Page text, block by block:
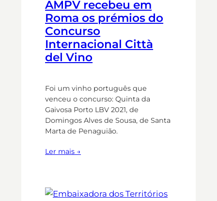
AMPV recebeu em
Roma os prémios do
Concurso
Internacional Città
del Vino
Foi um vinho português que
venceu o concurso: Quinta da
Gaivosa Porto LBV 2021, de
Domingos Alves de Sousa, de Santa
Marta de Penaguião.
Ler mais →